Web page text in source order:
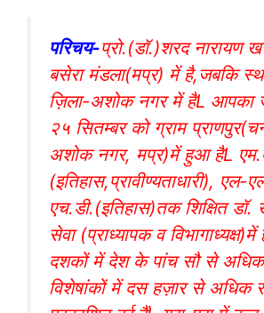
परिचय-प्रो.(डॉ.)शरद नारायण
बसेरा मंडला(मप्र) में है,जबकि
ज़िला-अशोक नगर में हैL आपका
२५ सितम्बर को ग्राम
अशोक नगर, मप्र)में हुआ हैL
(इतिहास,प्रावीण्यताधारी), एल-
एच.डी.(इतिहास)तक शिक्षित
सेवा (प्राध्यापक व
दशकों में देश के पांच सौ से अधिक
विशेषांकों में दस हज़ार से अधिक